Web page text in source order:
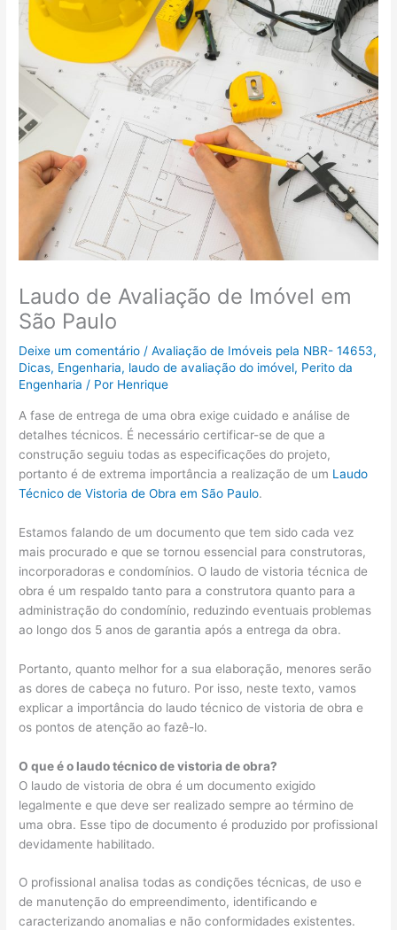
Laudo de Avaliação de Imóvel em
São Paulo
Deixe um comentário /Avaliação de Imóveis pela NBR- 14653,
Dicas, Engenharia, laudo de avaliação do imóvel, Perito da
Engenharia / Por Henrique
A fase de entrega de uma obra exige cuidado e análise de
detalhes técnicos. É necessário certificar-se de que a
construção seguiu todas as especificações do projeto,
portanto é de extrema importância a realização de um Laudo
Técnico de Vistoria de Obra em São Paulo.
Estamos falando de um documento que tem sido cada vez
mais procurado e que se tornou essencial para construtoras,
incorporadoras e condomínios. O laudo de vistoria técnica de
obra é um respaldo tanto para a construtora quanto para a
administração do condomínio, reduzindo eventuais problemas
ao longo dos 5 anos de garantia após a entrega da obra.
Portanto, quanto melhor for a sua elaboração, menores serão
as dores de cabeça no futuro. Por isso, neste texto, vamos
explicar a importância do laudo técnico de vistoria de obra e
os pontos de atenção ao fazê-lo.
O que é o laudo técnico de vistoria de obra?
O laudo de vistoria de obra é um documento exigido
legalmente e que deve ser realizado sempre ao término de
uma obra. Esse tipo de documento é produzido por profissional
devidamente habilitado.
O profissional analisa todas as condições técnicas, de uso e
de manutenção do empreendimento, identificando e
caracterizando anomalias e não conformidades existentes.